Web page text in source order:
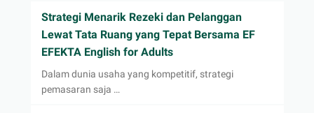
Strategi Menarik Rezeki dan Pelanggan
Lewat Tata Ruang yang Tepat Bersama EF
EFEKTA English for Adults
Dalam dunia usaha yang kompetitif, strategi
pemasaran saja …